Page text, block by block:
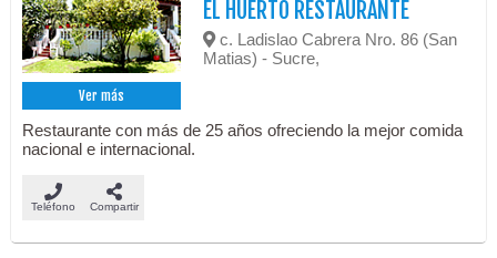
Ver más
EL HUERTO RESTAURANTE
c. Ladislao Cabrera Nro. 86 (San
Matias) - Sucre,
Restaurante con más de 25 años ofreciendo la mejor comida
nacional e internacional.
Teléfono Compartir